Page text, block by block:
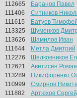
112665
Баранов Павел
111406
Ситников
111615
Батуев
113325
Шуменков
113626
Шамилов Иван
111644
Метла Дмитрий
112276
Шелковников
112621
Аветисян Роман
113289
Никифоренко
110999
Смирнов
111882
Артюхов Сергей